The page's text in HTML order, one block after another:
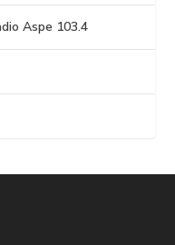
Aspe 103.4